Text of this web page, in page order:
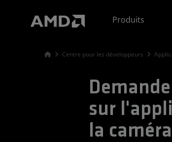
Produits
Centre pour les développeurs
sur
la